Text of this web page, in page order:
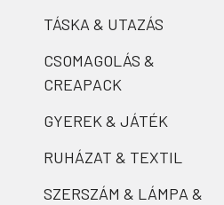
TÁSKA & UTAZÁS
CSOMAGOLÁS &
CREAPACK
GYEREK & JÁTÉK
RUHÁZAT & TEXTIL
SZERSZÁM & LÁMPA &